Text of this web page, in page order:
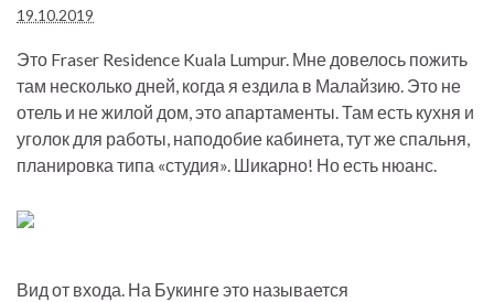
19.10.2019
Это Fraser Residence Kuala Lumpur. Мне довелось пожить
там несколько дней, когда я ездила в Малайзию. Это не
отель и не жилой дом, это апартаменты. Там есть кухня и
уголок для работы, наподобие кабинета, тут же спальня,
планировка типа «студия». Шикарно! Но есть нюанс.
Вид от входа. На Букинге это называется